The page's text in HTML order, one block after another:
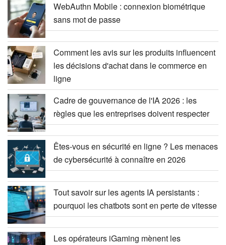
WebAuthn Mobile : connexion biométrique
sans mot de passe
Comment les avis sur les produits influencent
les décisions d'achat dans le commerce en
ligne
Cadre de gouvernance de l'IA 2026 : les
règles que les entreprises doivent respecter
Êtes-vous en sécurité en ligne ? Les menaces
de cybersécurité à connaître en 2026
Tout savoir sur les agents IA persistants :
pourquoi les chatbots sont en perte de vitesse
Les opérateurs iGaming mènent les